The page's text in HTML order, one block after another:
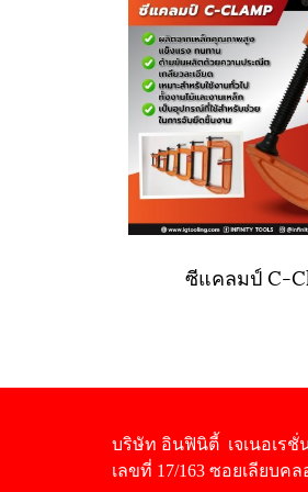
ซีแคลมป์ C-
บริษัท อินฟินิตี้ เจเนอเรชั่
เลขที่ 17/163 ซอยเลียบคล